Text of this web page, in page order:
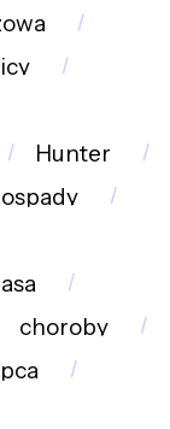
Hunter
choroby